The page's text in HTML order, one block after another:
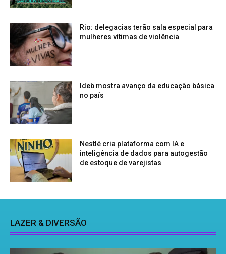
Rio: delegacias terão sala especial para
mulheres vítimas de violência
Ideb mostra avanço da educação básica
no país
Nestlé cria plataforma com IA e
inteligência de dados para autogestão
de estoque de varejistas
LAZER & DIVERSÃO